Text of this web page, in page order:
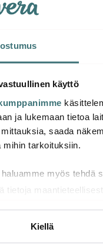
käyttö
ja lukemaan tietoa
saada
mihin tarkoituksiin.
myös tehdä
tietoja
Kiellä
Saatavilla